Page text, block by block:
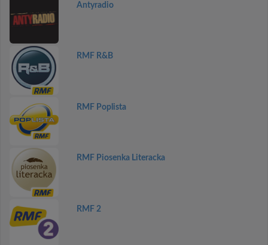
Antyradio
RMF R&B
RMF Poplista
RMF Piosenka Literacka
RMF 2